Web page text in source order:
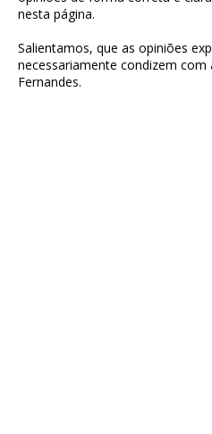
nesta página.
Salientamos, que as opiniões
necessariamente condizem
Fernandes.